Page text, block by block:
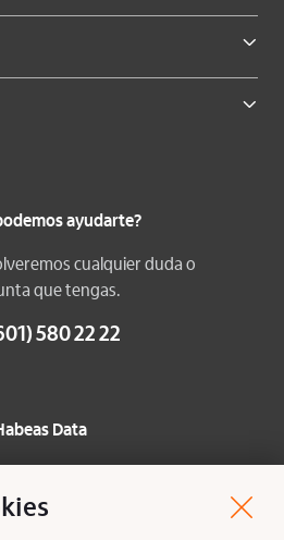
ayudarte?
cualquier duda o
que tengas.
580 22 22
Data
del sitio